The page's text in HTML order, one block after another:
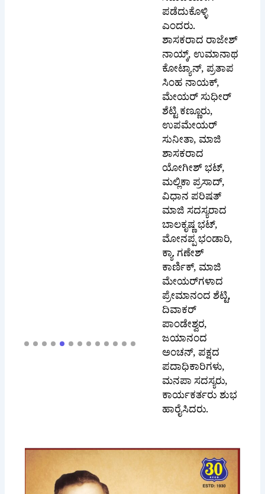
ಶಾಸಕರಾದ ರಾಜೇಶ್
ನಾಯ್ಕ್, ಉಮಾನಾಥ
ಕೋಟ್ಯಾನ್, ಪ್ರತಾಪ
ಸಿಂಹ ನಾಯಕ್,
ಮೇಯರ್ ಸುಧೀರ್
ಶೆಟ್ಟಿ ಕಣ್ಣೂರು,
ಉಪಮೇಯರ್
ಸುನೀತಾ, ಮಾಜಿ
ಶಾಸಕರಾದ
ಯೋಗೀಶ್ ಭಟ್,
ಮಲ್ಲಿಕಾ ಪ್ರಸಾದ್,
ವಿಧಾನ ಪರಿಷತ್
ಮಾಜಿ ಸದಸ್ಯರಾದ
ಬಾಲಕೃಷ್ಣ ಭಟ್,
ಮೋನಪ್ಪ ಭಂಡಾರಿ,
ಕ್ಯಾ. ಗಣೇಶ್
ಕಾರ್ಣಿಕ್, ಮಾಜಿ
ಮೇಯರ್‌ಗಳಾದ
ಪ್ರೇಮಾನಂದ ಶೆಟ್ಟಿ,
ದಿವಾಕರ್
ಪಾಂಡೇಶ್ವರ,
ಜಯಾನಂದ
ಅಂಚನ್, ಪಕ್ಷದ
ಪದಾಧಿಕಾರಿಗಳು,
ಮನಪಾ ಸದಸ್ಯರು,
ಕಾರ್ಯಕರ್ತರು ಶುಭ
ಹಾರೈಸಿದರು.